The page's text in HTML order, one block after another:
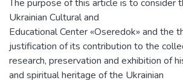
The purpose of this article is to consider
Ukrainian Cultural and
Educational Center «Oseredok» and the
justification of its contribution to the
research, preservation and exhibition of
and spiritual heritage of the Ukrainian